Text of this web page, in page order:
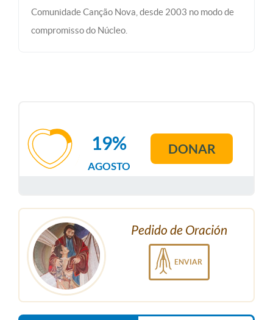
Comunidade Canção Nova, desde 2003 no modo de
compromisso do Núcleo.
AGOSTO
19% DONAR
Pedido de Oración
ENVIAR